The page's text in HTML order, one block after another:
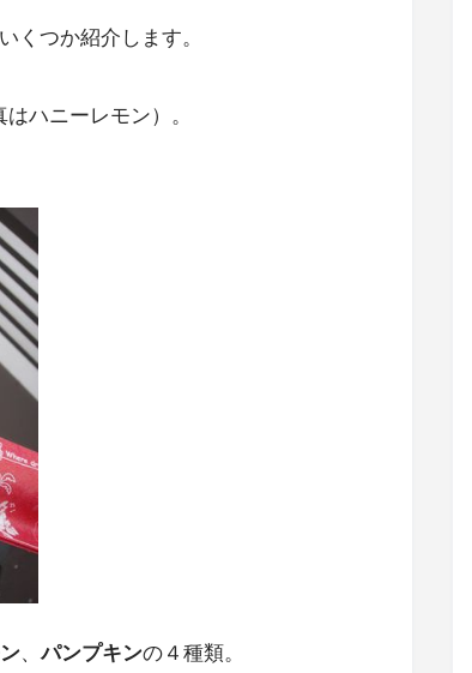
くつか紹介します。
ハニーレモン）。
、パンプキンの４種類。